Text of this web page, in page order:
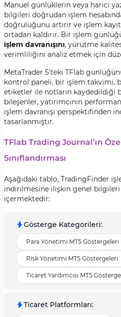
Manuel günlüklerin veya harici
bilgileri doğrudan işlem
doğruluğunu artırır ve işlem
ortadan kaldırır. Bir işlem
işlem davranışını, yürütme
verimliliğini analiz etmek için
MetaTrader 5’teki TFlab
kontrol paneli, bir işlem takvimi,
etiketler ile notların kaydedildiği
bileşenler, yatırımcının
işlem davranışı perspektifinden
tasarlanmıştır.
TFlab Trading Journal’ın
Sınıflandırması
Aşağıdaki tablo, TradingFinder
indirilmesine ilişkin genel
içermektedir:
Gösterge Kategorileri:
Para Yönetimi MT5 Göstergeleri
Risk Yönetimi MT5 Göstergeleri
Ticaret Yardımcısı MT5
Ticaret Platformları: